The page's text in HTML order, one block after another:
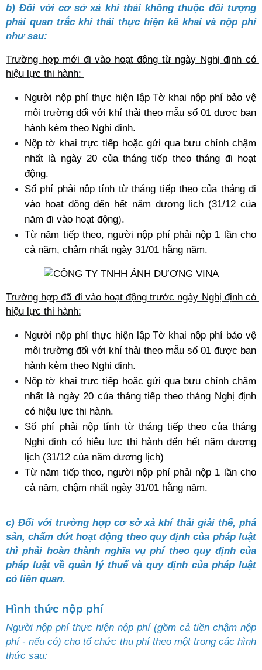
b) Đối với cơ sở xả khí thải không thuộc đối tượng
phải quan trắc khí thải thực hiện kê khai và nộp phí
như sau:
Trường hợp mới đi vào hoạt động từ ngày Nghị định có
hiệu lực thi hành:
Người nộp phí thực hiện lập Tờ khai nộp phí bảo vệ
môi trường đối với khí thải theo mẫu số 01 được ban
hành kèm theo Nghị định.
Nộp tờ khai trực tiếp hoặc gửi qua bưu chính chậm
nhất là ngày 20 của tháng tiếp theo tháng đi hoạt
động.
Số phí phải nộp tính từ tháng tiếp theo của tháng đi
vào hoạt động đến hết năm dương lịch (31/12 của
năm đi vào hoạt động).
Từ năm tiếp theo, người nộp phí phải nộp 1 lần cho
cả năm, chậm nhất ngày 31/01 hằng năm.
Trường hợp đã đi vào hoạt động trước ngày Nghị định có
hiệu lực thi hành:
Người nộp phí thực hiện lập Tờ khai nộp phí bảo vệ
môi trường đối với khí thải theo mẫu số 01 được ban
hành kèm theo Nghị định.
Nộp tờ khai trực tiếp hoặc gửi qua bưu chính chậm
nhất là ngày 20 của tháng tiếp theo tháng Nghị định
có hiệu lực thi hành.
Số phí phải nộp tính từ tháng tiếp theo của tháng
Nghị định có hiệu lực thi hành đến hết năm dương
lịch (31/12 của năm dương lịch)
Từ năm tiếp theo, người nộp phí phải nộp 1 lần cho
cả năm, chậm nhất ngày 31/01 hằng năm.
c) Đối với trường hợp cơ sở xả khí thải giải thể, phá
sản, chấm dứt hoạt động theo quy định của pháp luật
thì phải hoàn thành nghĩa vụ phí theo quy định của
pháp luật về quản lý thuế và quy định của pháp luật
có liên quan.
Hình thức nộp phí
Người nộp phí thực hiện nộp phí (gồm cả tiền chậm nộp
phí - nếu có) cho tổ chức thu phí theo một trong các hình
thức sau: